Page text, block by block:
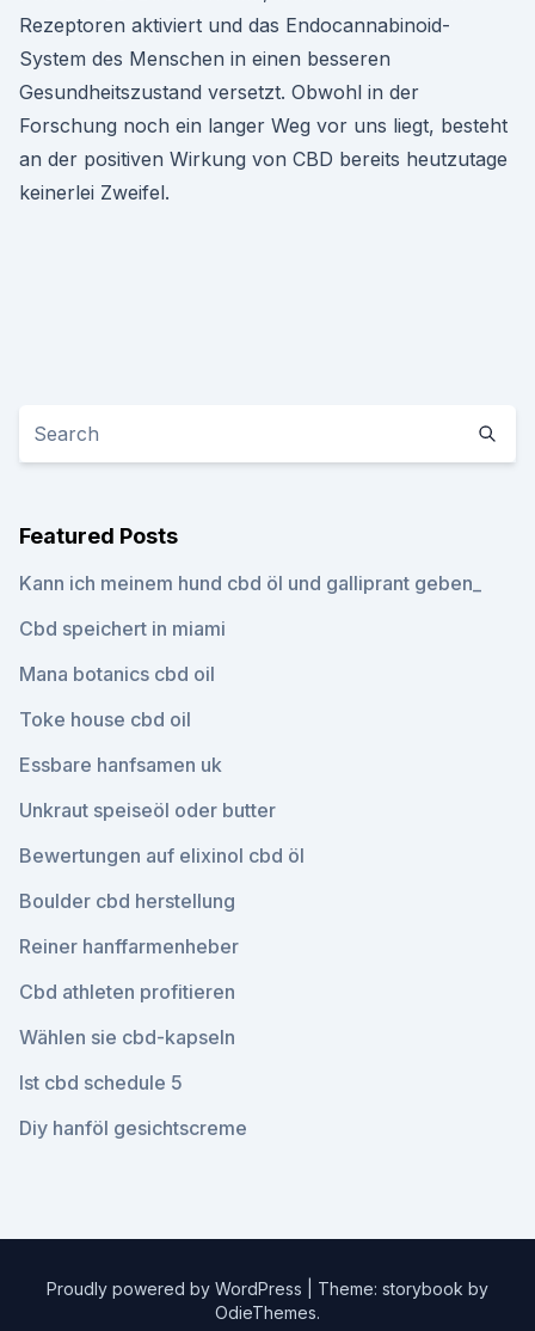
Rezeptoren aktiviert und das Endocannabinoid-
System des Menschen in einen besseren
Gesundheitszustand versetzt. Obwohl in der
Forschung noch ein langer Weg vor uns liegt, besteht
an der positiven Wirkung von CBD bereits heutzutage
keinerlei Zweifel.
Featured Posts
Kann ich meinem hund cbd öl und galliprant geben_
Cbd speichert in miami
Mana botanics cbd oil
Toke house cbd oil
Essbare hanfsamen uk
Unkraut speiseöl oder butter
Bewertungen auf elixinol cbd öl
Boulder cbd herstellung
Reiner hanffarmenheber
Cbd athleten profitieren
Wählen sie cbd-kapseln
Ist cbd schedule 5
Diy hanföl gesichtscreme
Proudly powered by WordPress
Theme: storybook by
OdieThemes.